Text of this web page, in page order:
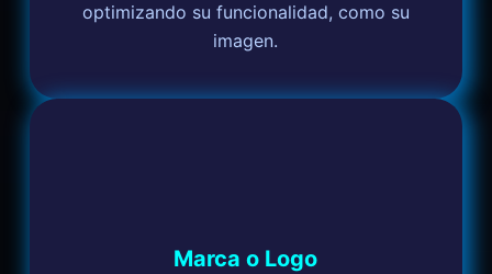
optimizando su funcionalidad, como su
imagen.
Marca o Logo